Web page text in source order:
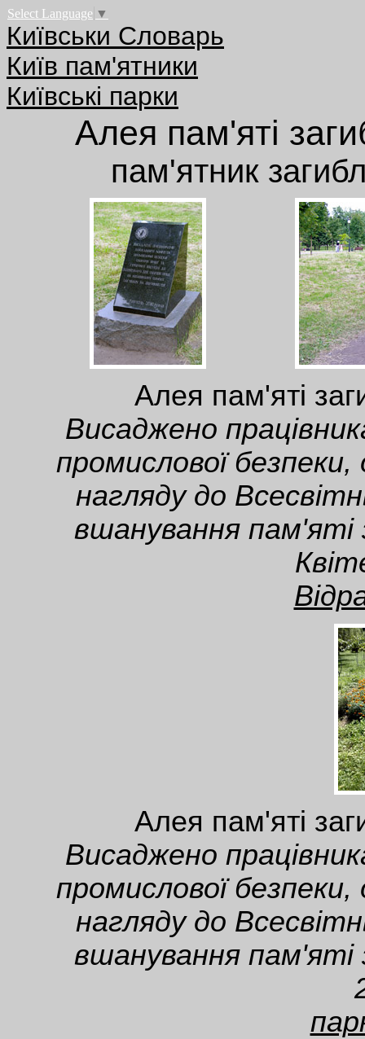
Select Language ▼
Київськи Словарь
Київ пам'ятники
Київські парки
Алея пам'яті
пам'ятник
Алея пам'яті
Висаджено
промислової
нагляду до
вшанування пам'яті
Алея пам'яті
Висаджено
промислової
нагляду до
вшанування пам'яті